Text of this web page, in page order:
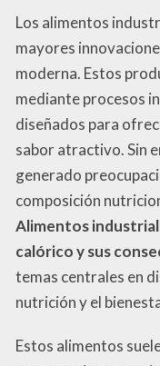
Los alimentos
mayores
moderna. Estos
mediante procesos
diseñados para
sabor atractivo. Sin
generado
composición
Alimentos
calórico y sus
temas centrales en
nutrición y el
Estos alimentos